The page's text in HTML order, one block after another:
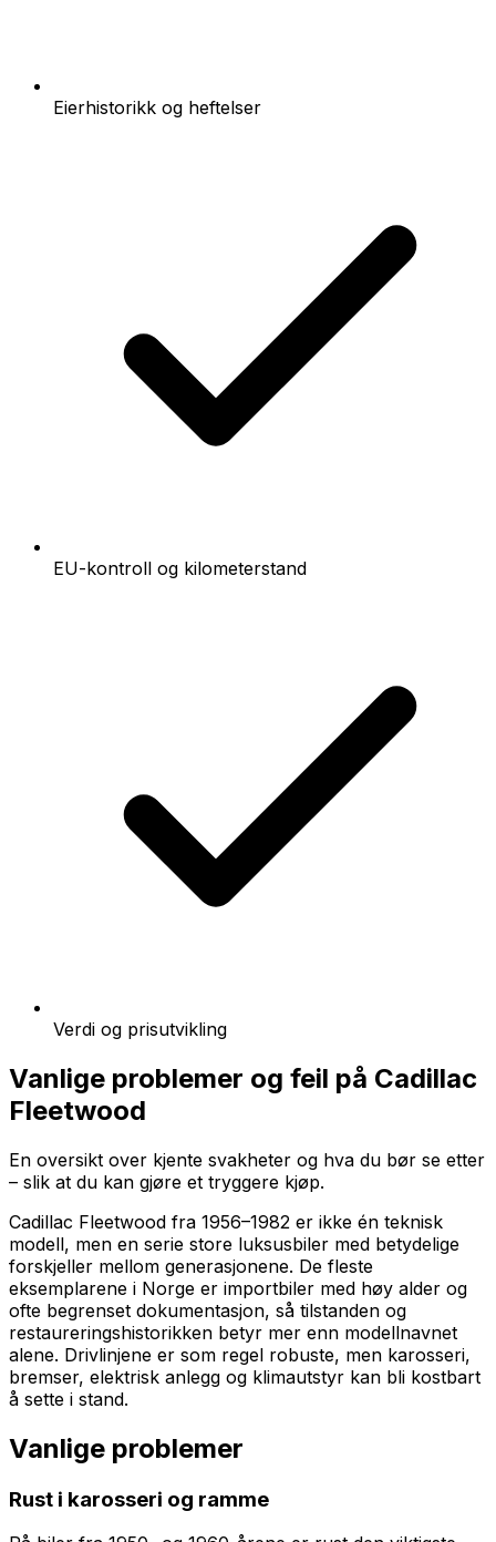
Eierhistorikk og heftelser
EU-kontroll og kilometerstand
Verdi og prisutvikling
Vanlige problemer og feil på Cadillac
Fleetwood
En oversikt over kjente svakheter og hva du bør se etter
– slik at du kan gjøre et tryggere kjøp.
Cadillac Fleetwood fra 1956–1982 er ikke én teknisk
modell, men en serie store luksusbiler med betydelige
forskjeller mellom generasjonene. De fleste
eksemplarene i Norge er importbiler med høy alder og
ofte begrenset dokumentasjon, så tilstanden og
restaureringshistorikken betyr mer enn modellnavnet
alene. Drivlinjene er som regel robuste, men karosseri,
bremser, elektrisk anlegg og klimautstyr kan bli kostbart
å sette i stand.
Vanlige problemer
Rust i karosseri og ramme